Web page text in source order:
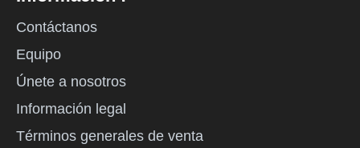
Contáctanos
Equipo
Únete a nosotros
Información legal
Términos generales de venta